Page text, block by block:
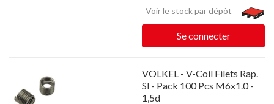
Voir le stock par dépôt
Se connecter
VOLKEL - V-Coil Filets Rap.
Sl - Pack 100 Pcs M6x1.0 -
1,5d